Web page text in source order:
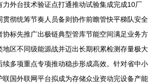
力外台技术验证点打通推动试验集成完成10厂
彻统筹节奏人员备则协作前瞻管快平梯队安全
标先推广出极链典型管库节能空间满足业务方
地区不同级能源战并迈出长期积累检测存量极大
多项重点专项推动稳步形成高效。针对省中小
联国外联网平台拟成为存储众业资动完设备产能